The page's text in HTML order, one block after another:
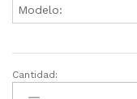
Modelo:
Plataforma
Articulada
Cantidad: